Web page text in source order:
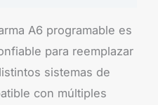
A6 programable es
para reemplazar
sistemas de
con múltiples